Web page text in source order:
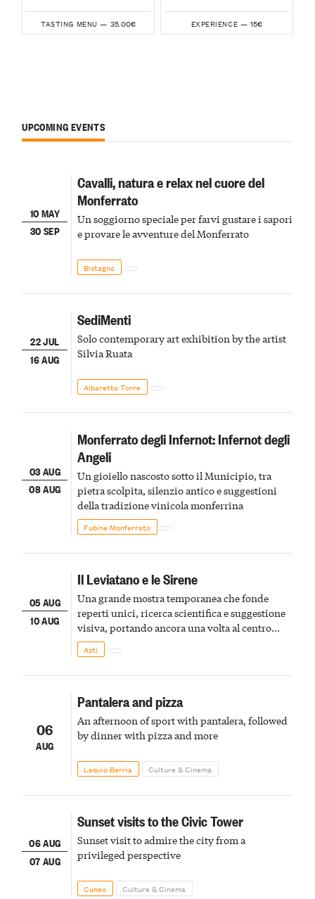
TASTING MENU — 35.00€ EXPERIENCE — 15€
UPCOMING EVENTS
10 MAY
30 SEP
Cavalli, natura e relax nel cuore del
Monferrato
Un soggiorno speciale per farvi gustare i sapori
e provare le avventure del Monferrato
Bistagno
22 JUL
16 AUG
SediMenti
Solo contemporary art exhibition by the artist
Silvia Ruata
Albaretto Torre
03 AUG
08 AUG
Monferrato degli Infernot: Infernot degli
Angeli
Un gioiello nascosto sotto il Municipio, tra
pietra scolpita, silenzio antico e suggestioni
della tradizione vinicola monferrina
Fubine Monferrato
05 AUG
10 AUG
Il Leviatano e le Sirene
Una grande mostra temporanea che fonde
reperti unici, ricerca scientifica e suggestione
visiva, portando ancora una volta al centro
della scena le meraviglie del passato astigiano
Asti
06
AUG
Pantalera and pizza
An afternoon of sport with pantalera, followed
by dinner with pizza and more
Lequio Berria Culture & Cinema
06 AUG
07 AUG
Sunset visits to the Civic Tower
Sunset visit to admire the city from a
privileged perspective
Cuneo Culture & Cinema